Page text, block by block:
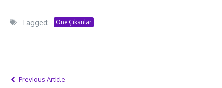
Tagged: Öne Çıkanlar
Previous Article